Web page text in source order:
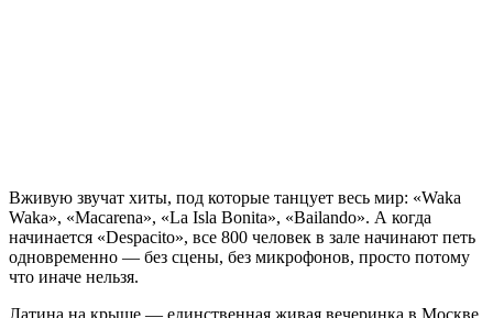
Вживую звучат хиты, под которые танцует весь мир: «Waka
Waka», «Macarena», «La Isla Bonita», «Bailando». А когда
начинается «Despacito», все 800 человек в зале начинают петь
одновременно — без сцены, без микрофонов, просто потому
что иначе нельзя.
Латина на крыше — единственная живая вечеринка в Москве,